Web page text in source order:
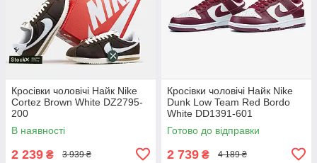
Кросівки чоловічі Найк Nike
Cortez Brown White DZ2795-
200
В наявності
2 239 ₴ 3 939 ₴
Кросівки чоловічі Найк Nike
Dunk Low Team Red Bordo
White DD1391-601
Готово до відправки
2 739 ₴ 4 189 ₴